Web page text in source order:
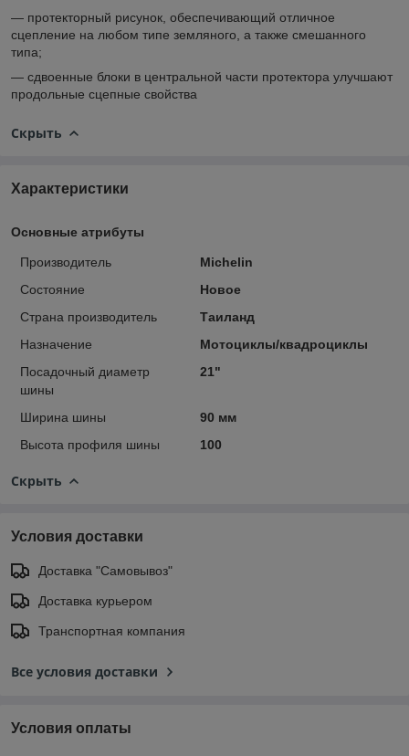
— протекторный рисунок, обеспечивающий отличное
сцепление на любом типе земляного, а также смешанного
типа;
— сдвоенные блоки в центральной части протектора улучшают
продольные сцепные свойства
Скрыть
Характеристики
Основные атрибуты
Производитель
Michelin
Состояние
Новое
Страна производитель
Таиланд
Назначение
Мотоциклы/квадроциклы
Посадочный диаметр
шины
21"
Ширина шины
90 мм
Высота профиля шины
100
Скрыть
Условия доставки
Доставка "Самовывоз"
Доставка курьером
Транспортная компания
Все условия доставки
Условия оплаты